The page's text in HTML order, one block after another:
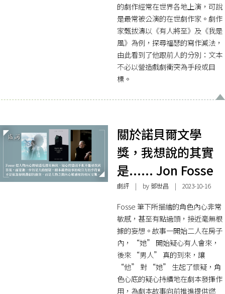
的劇作經常在世界各地上演，可說
是最常被公演的在世劇作家。劇作
家甄拔濤以《有人將至》及《我是
風》為例，探尋福瑟的寫作減法，
由此看到了他跟前人的分別：文本
不必以營造戲劇衝突為手段或目
標。
關於諾貝爾文學
獎，我想說的其實
是...... Jon Fosse
劇評| by鄧世昌 | 2023-10-16
Fosse 筆下所描繪的角色內心非常
敏感，甚至有點過頭，接近毫無根
據的妄想。故事一開始二人在房子
內， “她” 開始疑心有人會來，
後來 “男人” 真的到來，讓
“他” 對 “她” 生起了懷疑，角
色心底的疑心持續地在劇本發揮作
用，為劇本故事向前推進提供燃